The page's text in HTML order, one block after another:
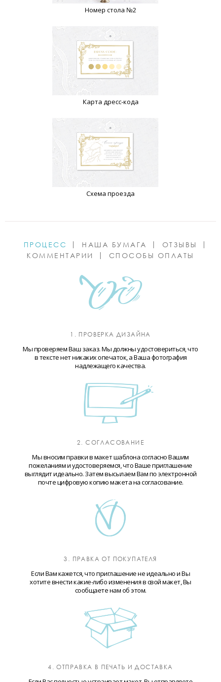
Номер стола №2
Карта дресс-кода
Схема проезда
ПРОЦЕСС НАША БУМАГА
ОТЗЫВЫ
КОММЕНТАРИИ
СПОСОБЫ ОПЛАТЫ
1. ПРОВЕРКА ДИЗАЙНА
Мы проверяем Ваш заказ. Мы должны удостовериться, что
в тексте нет никаких опечаток, а Ваша фотография
надлежащего качества.
2. СОГЛАСОВАНИЕ
Мы вносим правки в макет шаблона согласно Вашим
пожеланиям и удостоверяемся, что Ваше приглашение
выглядит идеально. Затем высылаем Вам по электронной
почте цифровую копию макета на согласование.
3. ПРАВКА ОТ ПОКУПАТЕЛЯ
Если Вам кажется, что приглашение не идеально и Вы
хотите внести какие-либо изменения в свой макет, Вы
сообщаете нам об этом.
4. ОТПРАВКА В ПЕЧАТЬ И ДОСТАВКА